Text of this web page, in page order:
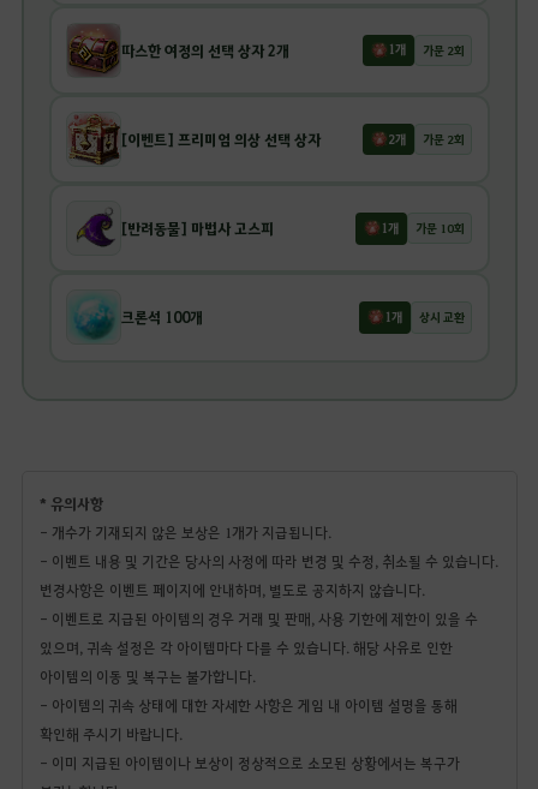
따스한 여정의 선택 상자 2개 1개 가문 2회
[이벤트] 프리미엄 의상 선택 상자 2개 가문 2회
[반려동물] 마법사 고스피 1개 가문 10회
크론석 100개 1개 상시 교환
* 유의사항
- 개수가 기재되지 않은 보상은 1개가 지급됩니다.
- 이벤트 내용 및 기간은 당사의 사정에 따라 변경 및 수정, 취소될 수 있습니다.
변경사항은 이벤트 페이지에 안내하며, 별도로 공지하지 않습니다.
- 이벤트로 지급된 아이템의 경우 거래 및 판매, 사용 기한에 제한이 있을 수
있으며, 귀속 설정은 각 아이템마다 다를 수 있습니다. 해당 사유로 인한
아이템의 이동 및 복구는 불가합니다.
- 아이템의 귀속 상태에 대한 자세한 사항은 게임 내 아이템 설명을 통해
확인해 주시기 바랍니다.
- 이미 지급된 아이템이나 보상이 정상적으로 소모된 상황에서는 복구가